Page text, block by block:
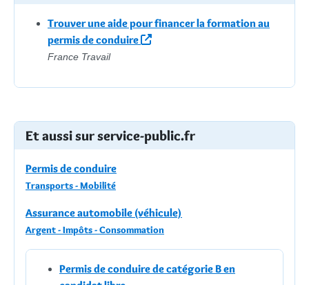
Trouver une aide pour financer la formation au
permis de conduire
France Travail
Et aussi sur service-public.fr
Permis de conduire
Transports - Mobilité
Assurance automobile (véhicule)
Argent - Impôts - Consommation
Permis de conduire de catégorie B en